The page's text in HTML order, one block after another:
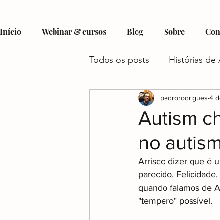
Início Webinar & cursos Blog Sobre
Todos os posts Histórias de
Hobbies e Interesses no
Recursos e Suporte para
Autismo e Condições
Autism
no
pedrorodrigues 4
Arrisco dizer que é
parecido,
quando falamos de
"tempero" possível.